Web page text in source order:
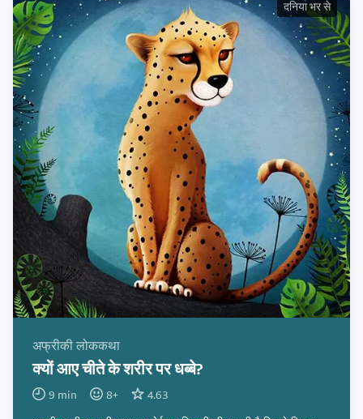
दनिया भर से
अफ्रीकी लोककथा
क्यों आए चीते के शरीर पर धब्बे?
9 min 8+ 4.63